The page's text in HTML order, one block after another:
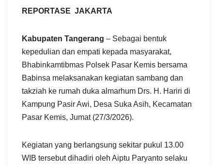
a
REPORTASE JAKARTA
Kabupaten Tangerang – Sebagai bentuk
kepedulian dan empati kepada masyarakat,
Bhabinkamtibmas Polsek Pasar Kemis bersama
Babinsa melaksanakan kegiatan sambang dan
takziah ke rumah duka almarhum Drs. H. Hariri di
Kampung Pasir Awi, Desa Suka Asih, Kecamatan
Pasar Kemis, Jumat (27/3/2026).
Kegiatan yang berlangsung sekitar pukul 13.00
WIB tersebut dihadiri oleh Aiptu Paryanto selaku